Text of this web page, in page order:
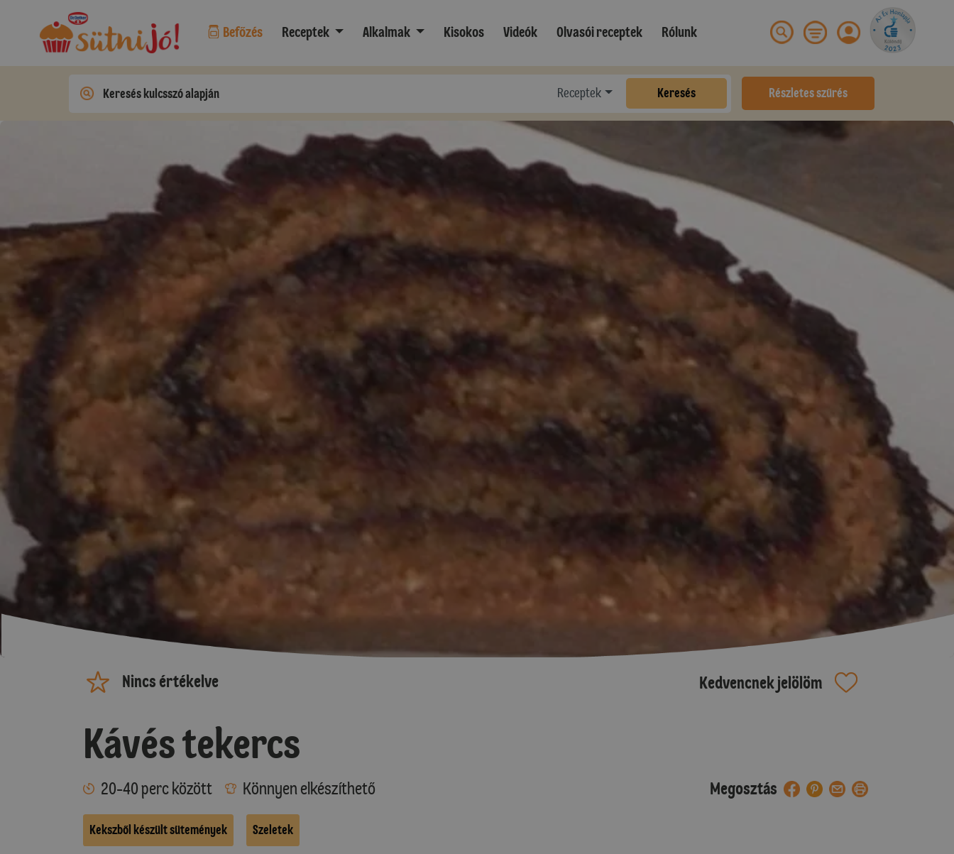
Befőzés Receptek Alkalmak Kisokos Videók Olvasói receptek Rólunk
Receptek Keresés Részletes szűrés
Nincs értékelve Kedvencnek jelölöm
Kávés tekercs
20-40 perc között Könnyen elkészíthető Megosztás
Kekszből készült sütemények Szeletek